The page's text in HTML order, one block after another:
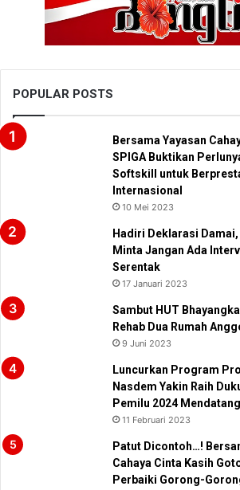
POPULAR POSTS
Bersama Yayasan
SPIGA Buktikan
Softskill untuk
Internasional
10 Mei 2023
Hadiri Deklarasi
Minta Jangan Ada
Serentak
17 Januari 2023
Sambut HUT
Rehab Dua Rumah
9 Juni 2023
Luncurkan Program
Nasdem Yakin Raih
Pemilu 2024 Mendatang
11 Februari 2023
Patut Dicontoh…!
Cahaya Cinta Kasih
Perbaiki Gorong-